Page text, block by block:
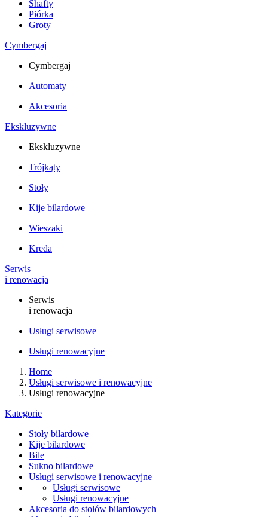
Shafty
Piórka
Groty
Cymbergaj
Cymbergaj
Automaty
Akcesoria
Ekskluzywne
Ekskluzywne
Trójkąty
Stoły
Kije bilardowe
Wieszaki
Kreda
Serwis
i renowacja
Serwis
i renowacja
Usługi serwisowe
Usługi renowacyjne
Home
Usługi serwisowe i renowacyjne
Usługi renowacyjne
Kategorie
Stoły bilardowe
Kije bilardowe
Bile
Sukno bilardowe
Usługi serwisowe i renowacyjne
Usługi serwisowe
Usługi renowacyjne
Akcesoria do stołów bilardowych